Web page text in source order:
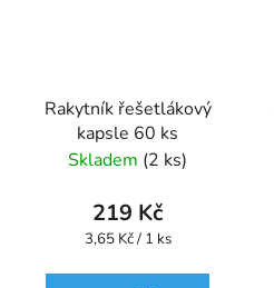
Rakytník řešetlákový
kapsle 60 ks
Skladem (2 ks)
219 Kč
Měrná
3,65 Kč / 1 ks